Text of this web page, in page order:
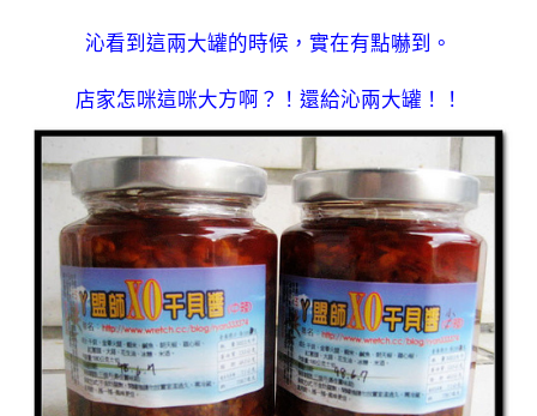
沁看到這兩大罐的時候，實在有點嚇到。
店家怎咪這咪大方啊？！還給沁兩大罐！！